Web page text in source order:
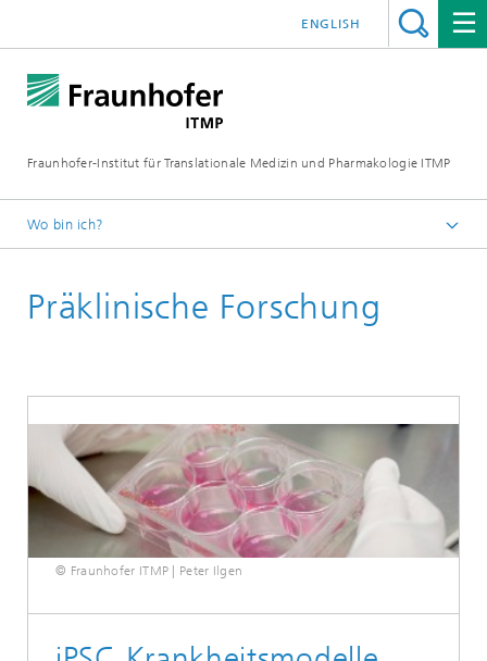
Fraunhofer-Institut für Translationale Medizin und Pharmakologie ITMP
ENGLISH
Wo bin ich?
Institut
Präklinische Forschung
© Fraunhofer ITMP | Peter Ilgen